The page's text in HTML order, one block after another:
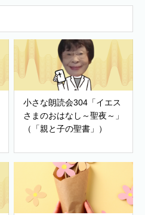
小さな朗読会304「イエス
さまのおはなし～聖夜～」
（「親と子の聖書」）